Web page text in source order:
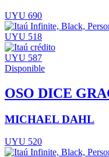
UYU 690
UYU 518
UYU 587
Disponible
OSO DICE
MICHAEL DAHL
UYU 520